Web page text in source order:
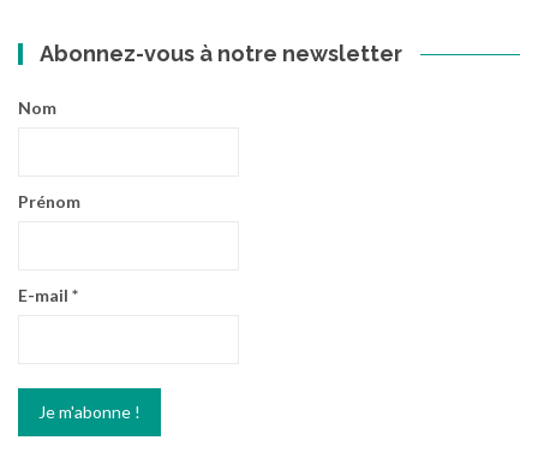
Abonnez-vous à notre newsletter
Nom
Prénom
E-mail *